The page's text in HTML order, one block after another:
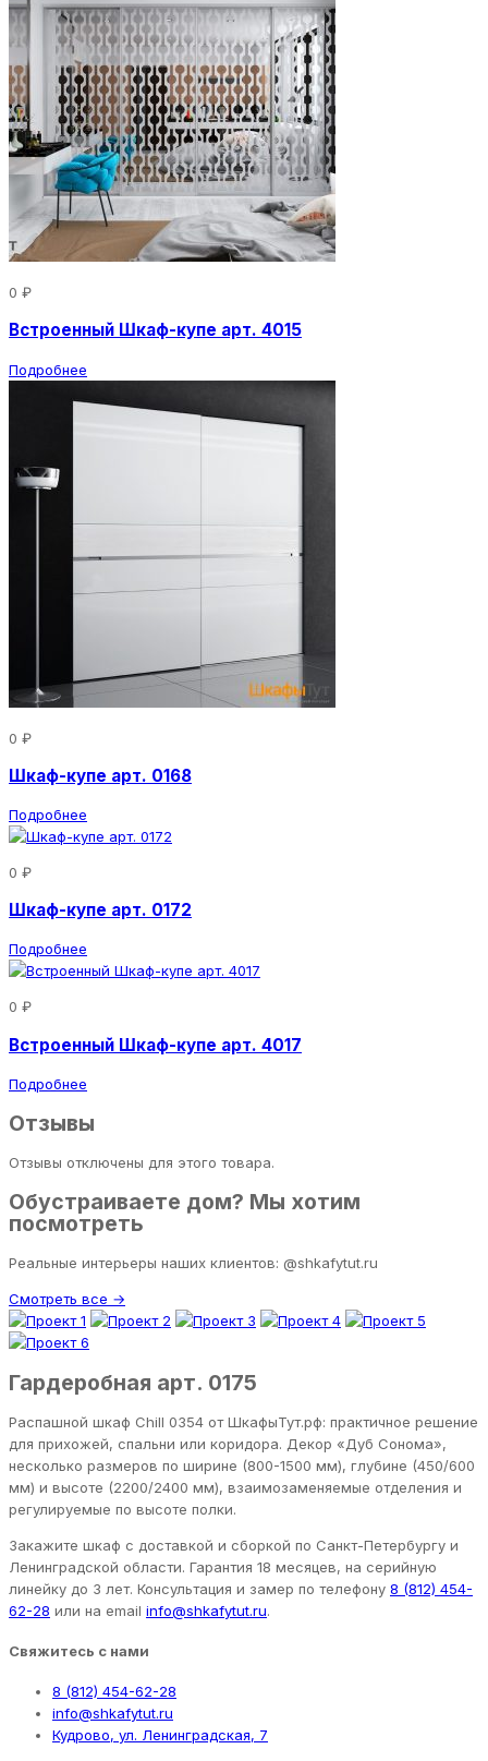
0 ₽
Встроенный Шкаф-купе арт. 4015
Подробнее
0 ₽
Шкаф-купе арт. 0168
Подробнее
0 ₽
Шкаф-купе арт. 0172
Подробнее
0 ₽
Встроенный Шкаф-купе арт. 4017
Подробнее
Отзывы
Отзывы отключены для этого товара.
Обустраиваете дом? Мы хотим
посмотреть
Реальные интерьеры наших клиентов: @shkafytut.ru
Смотреть все →
Гардеробная арт. 0175
Распашной шкаф Chill 0354 от ШкафыТут.рф: практичное решение
для прихожей, спальни или коридора. Декор «Дуб Сонома»,
несколько размеров по ширине (800-1500 мм), глубине (450/600
мм) и высоте (2200/2400 мм), взаимозаменяемые отделения и
регулируемые по высоте полки.
Закажите шкаф с доставкой и сборкой по Санкт-Петербургу и
Ленинградской области. Гарантия 18 месяцев, на серийную
линейку до 3 лет. Консультация и замер по телефону 8 (812) 454-
62-28 или на email info@shkafytut.ru.
Свяжитесь с нами
8 (812) 454-62-28
info@shkafytut.ru
Кудрово, ул. Ленинградская, 7